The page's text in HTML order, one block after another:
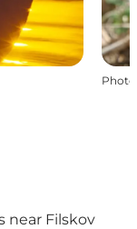
Photo
near Filskov